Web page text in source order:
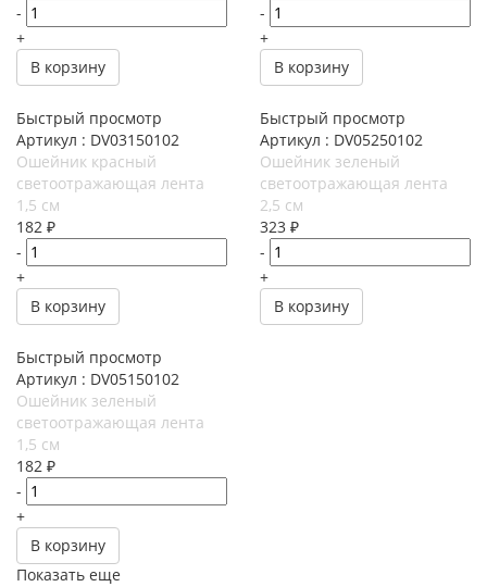
-
+
В корзину
-
+
В корзину
Быстрый просмотр
Артикул : DV03150102
Ошейник красный
светоотражающая лента
1,5 см
182 ₽
-
+
В корзину
Быстрый просмотр
Артикул : DV05250102
Ошейник зеленый
светоотражающая лента
2,5 см
323 ₽
-
+
В корзину
Быстрый просмотр
Артикул : DV05150102
Ошейник зеленый
светоотражающая лента
1,5 см
182 ₽
-
+
В корзину
Показать еще